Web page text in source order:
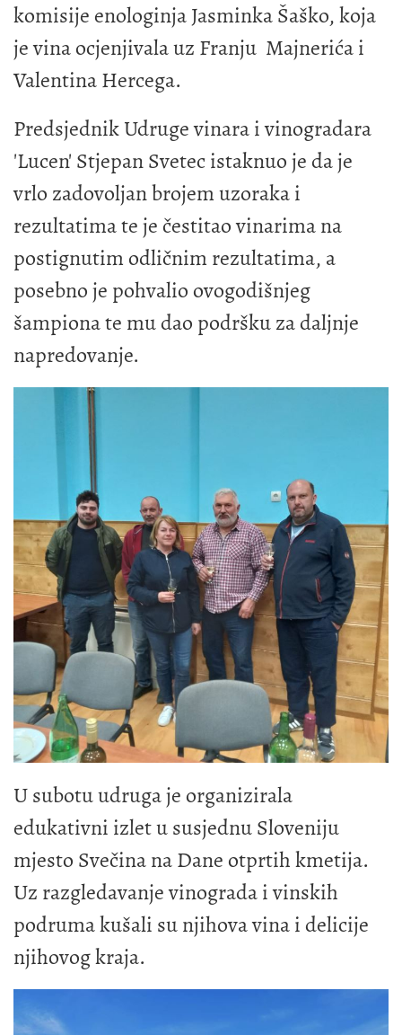
komisije enologinja Jasminka Šaško, koja
je vina ocjenjivala uz Franju Majnerića i
Valentina Hercega.
Predsjednik Udruge vinara i vinogradara
'Lucen' Stjepan Svetec istaknuo je da je
vrlo zadovoljan brojem uzoraka i
rezultatima te je čestitao vinarima na
postignutim odličnim rezultatima, a
posebno je pohvalio ovogodišnjeg
šampiona te mu dao podršku za daljnje
napredovanje.
U subotu udruga je organizirala
edukativni izlet u susjednu Sloveniju
mjesto Svečina na Dane otprtih kmetija.
Uz razgledavanje vinograda i vinskih
podruma kušali su njihova vina i delicije
njihovog kraja.